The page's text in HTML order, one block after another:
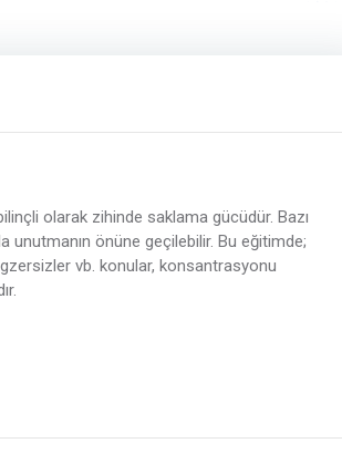
olarak zihinde saklama gücüdür. Bazı
unutmanın önüne geçilebilir. Bu eğitimde;
vb. konular, konsantrasyonu